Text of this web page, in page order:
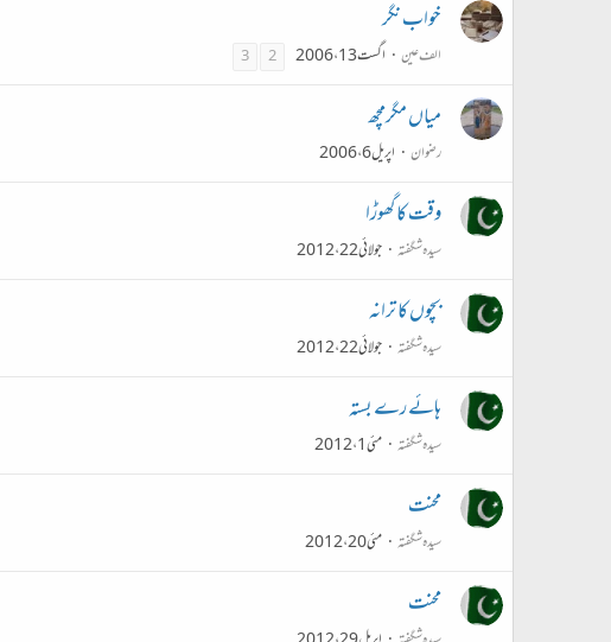
خواب نگر
الف عین اگست 13، 2006 2
3
میاں مگرمچھ
رضوان اپریل 6، 2006
وقت کا گھوڑا
سیدہ شگفتہ جولائی 22، 2012
بچوں کا ترانہ
سیدہ شگفتہ جولائی 22، 2012
ہائے رے بستہ
سیدہ شگفتہ مئی 1، 2012
محنت
سیدہ شگفتہ مئی 20، 2012
محنت